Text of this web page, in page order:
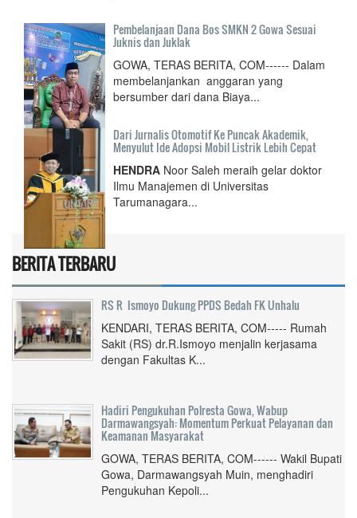
Pembelanjaan Dana Bos SMKN 2 Gowa Sesuai
Juknis dan Juklak
GOWA, TERAS BERITA, COM------ Dalam
membelanjankan anggaran yang
bersumber dari dana Biaya...
Dari Jurnalis Otomotif Ke Puncak Akademik,
Menyulut Ide Adopsi Mobil Listrik Lebih Cepat
HENDRA Noor Saleh meraih gelar doktor
Ilmu Manajemen di Universitas
Tarumanagara...
BERITA TERBARU
RS R Ismoyo Dukung PPDS Bedah FK Unhalu
KENDARI, TERAS BERITA, COM----- Rumah
Sakit (RS) dr.R.Ismoyo menjalin kerjasama
dengan Fakultas K...
Hadiri Pengukuhan Polresta Gowa, Wabup
Darmawangsyah: Momentum Perkuat Pelayanan dan
Keamanan Masyarakat
GOWA, TERAS BERITA, COM------ Wakil Bupati
Gowa, Darmawangsyah Muin, menghadiri
Pengukuhan Kepoli...